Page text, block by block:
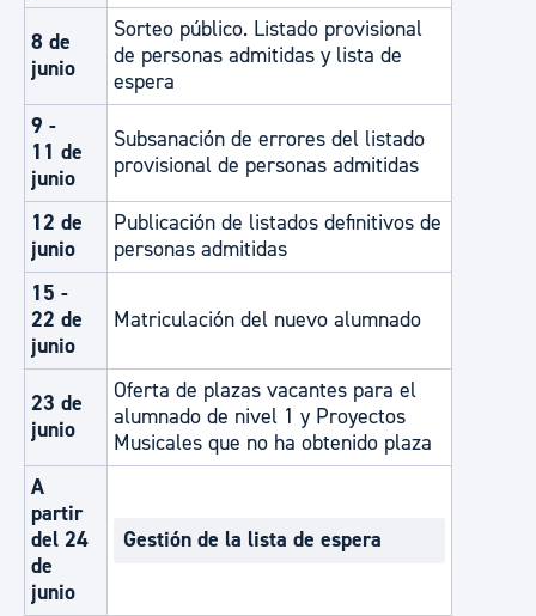
8 de
junio
Sorteo público. Listado provisional
de personas admitidas y lista de
espera
9 -
11 de
junio
Subsanación de errores del listado
provisional de personas admitidas
12 de
junio
Publicación de listados definitivos de
personas admitidas
15 -
22 de
junio
Matriculación del nuevo alumnado
23 de
junio
Oferta de plazas vacantes para el
alumnado de nivel 1 y Proyectos
Musicales que no ha obtenido plaza
A
partir
del 24
de
junio
Gestión de la lista de espera